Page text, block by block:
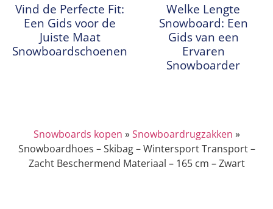
Vind de Perfecte Fit:
Een Gids voor de
Juiste Maat
Snowboardschoenen
Welke Lengte
Snowboard: Een
Gids van een
Ervaren
Snowboarder
Snowboards kopen »Snowboardrugzakken »
Snowboardhoes – Skibag – Wintersport Transport –
Zacht Beschermend Materiaal – 165 cm – Zwart